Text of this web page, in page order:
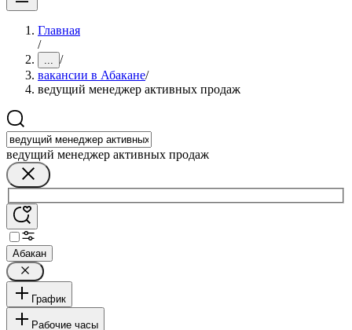
Главная
/
... /
вакансии в Абакане/
ведущий менеджер активных продаж
ведущий менеджер активных продаж
Абакан
График
Рабочие часы